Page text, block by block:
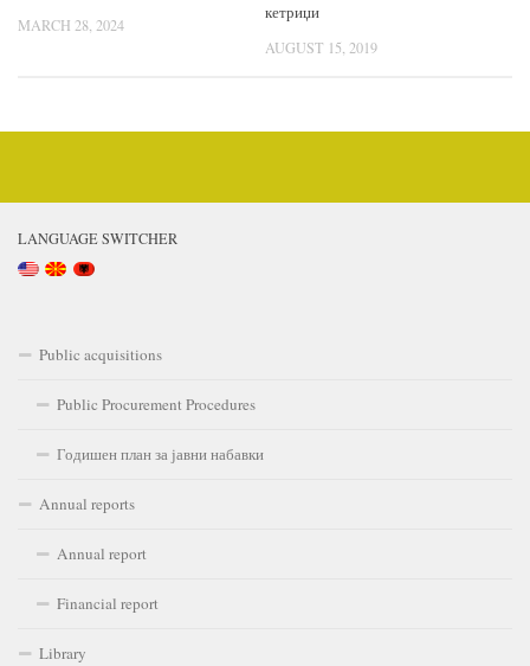
MARCH 28, 2024
кетриџи
AUGUST 15, 2019
LANGUAGE SWITCHER
Public acquisitions
Public Procurement Procedures
Годишен план за јавни набавки
Annual reports
Annual report
Financial report
Library